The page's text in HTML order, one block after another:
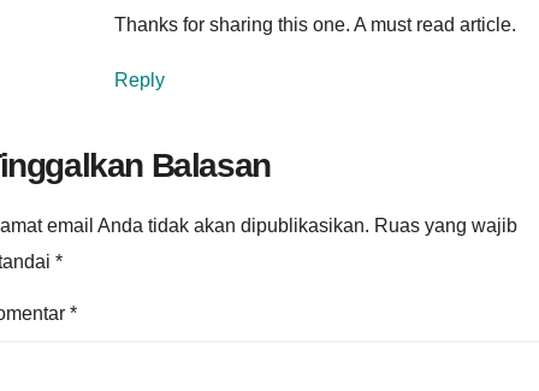
Thanks for sharing this one. A must read article.
Reply
Balasan
email Anda tidak akan dipublikasikan. Ruas yang wajib
*
*